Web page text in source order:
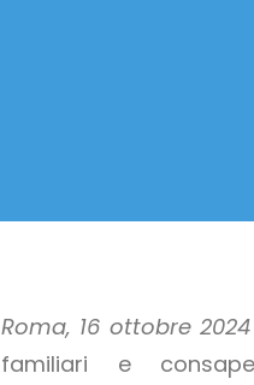
Roma, 16 ottobre 2024
familiari e